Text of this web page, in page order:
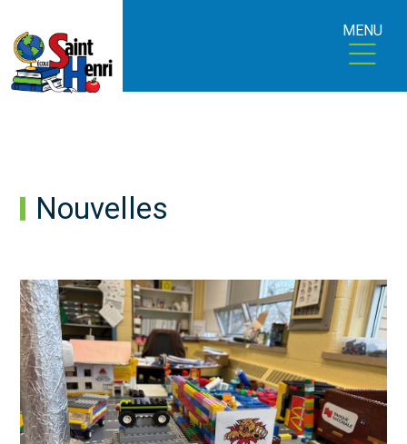
MENU
Nouvelles